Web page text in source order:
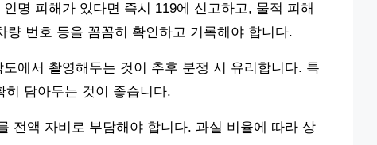
명 피해가 있다면 즉시 119에 신고하고, 물적 피해
번호 등을 꼼꼼히 확인하고 기록해야 합니다.
에서 촬영해두는 것이 추후 분쟁 시 유리합니다. 특
담아두는 것이 좋습니다.
전액 자비로 부담해야 합니다. 과실 비율에 따라 상